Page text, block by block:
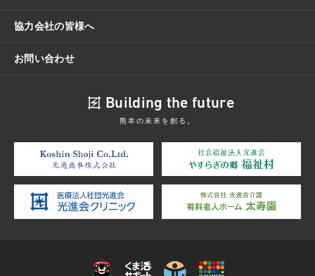
協力会社の皆様へ
お問い合わせ
Building the future
熊本の未来を創る。